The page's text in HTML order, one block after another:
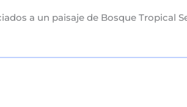
a un paisaje de Bosque Tropical